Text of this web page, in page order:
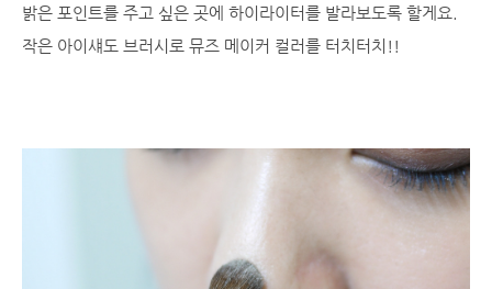
밝은 포인트를 주고 싶은 곳에 하이라이터를 발라보도록 할게요.
작은 아이섀도 브러시로 뮤즈 메이커 컬러를 터치터치!!